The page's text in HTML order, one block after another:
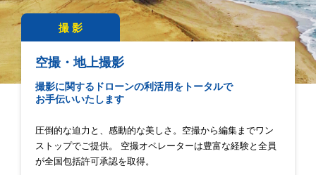
撮 影
空撮・地上撮影
撮影に関するドローンの利活用をトータルで
お手伝いいたします
圧倒的な迫力と、感動的な美しさ。空撮から編集までワン
ストップでご提供。 空撮オペレーターは豊富な経験と全員
が全国包括許可承認を取得。